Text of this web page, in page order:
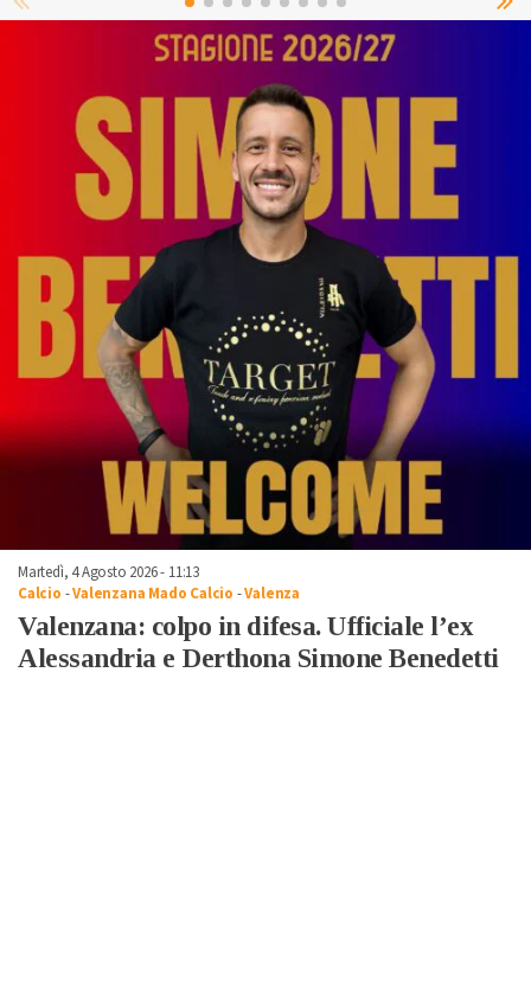
Martedì, 4 Agosto 2026 - 11:13
Calcio -Valenzana Mado Calcio -Valenza
Valenzana: colpo in difesa. Ufficiale l’ex
Alessandria e Derthona Simone Benedetti